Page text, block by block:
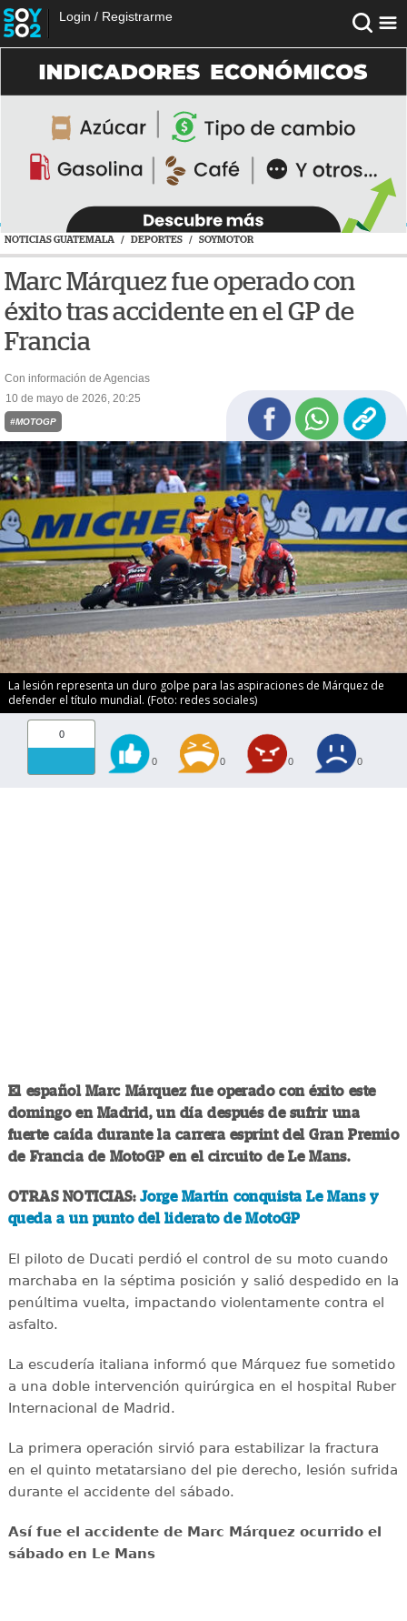
Login / Registrarme
NOTICIAS GUATEMALA / DEPORTES / SOYMOTOR
Marc Márquez fue operado con
éxito tras accidente en el GP de
Francia
Con información de Agencias
10 de mayo de 2026, 20:25
#MOTOGP
La lesión representa un duro golpe para las aspiraciones de Márquez de
defender el título mundial. (Foto: redes sociales)
0
0 0 0 0
El español Marc Márquez fue operado con éxito este
domingo en Madrid, un día después de sufrir una
fuerte caída durante la carrera esprint del Gran Premio
de Francia de MotoGP en el circuito de Le Mans.
OTRAS NOTICIAS: Jorge Martín conquista Le Mans y
queda a un punto del liderato de MotoGP
El piloto de Ducati perdió el control de su moto cuando
marchaba en la séptima posición y salió despedido en la
penúltima vuelta, impactando violentamente contra el
asfalto.
La escudería italiana informó que Márquez fue sometido
a una doble intervención quirúrgica en el hospital Ruber
Internacional de Madrid.
La primera operación sirvió para estabilizar la fractura
en el quinto metatarsiano del pie derecho, lesión sufrida
durante el accidente del sábado.
Así fue el accidente de Marc Márquez ocurrido el
sábado en Le Mans